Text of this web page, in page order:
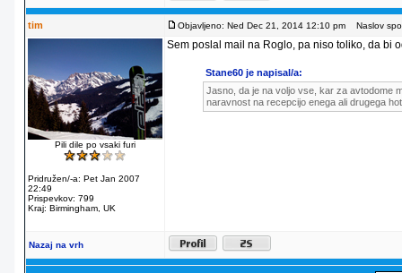
tim Objavljeno: Ned Dec 21, 2014 12:10 pm Naslov
Pili dile po vsaki furi
Pridružen/-a: Pet Jan 2007
22:49
Prispevkov: 799
Kraj: Birmingham, UK
Sem poslal mail na Roglo, pa niso toliko, da bi
Stane60 je napisal/a:
Jasno, da je na voljo vse, kar za avtodome
naravnost na recepcijo enega ali drugega
Nazaj na vrh